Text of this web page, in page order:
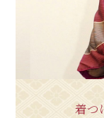
着つ